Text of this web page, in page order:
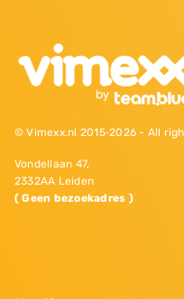
© Vimexx.nl 2015‐2026 - All
Vondellaan 47,
2332AA Leiden
( Geen bezoekadres )